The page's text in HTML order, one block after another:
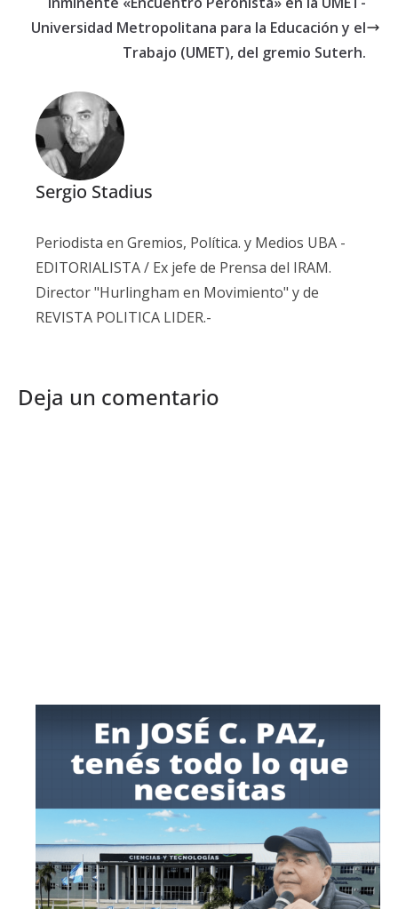
Universidad Metropolitana para la Educación y el
Trabajo (UMET), del gremio Suterh.
Sergio Stadius
Periodista en Gremios, Política. y Medios UBA -
EDITORIALISTA / Ex jefe de Prensa del IRAM.
Director "Hurlingham en Movimiento" y de
REVISTA POLITICA LIDER.-
Deja un comentario